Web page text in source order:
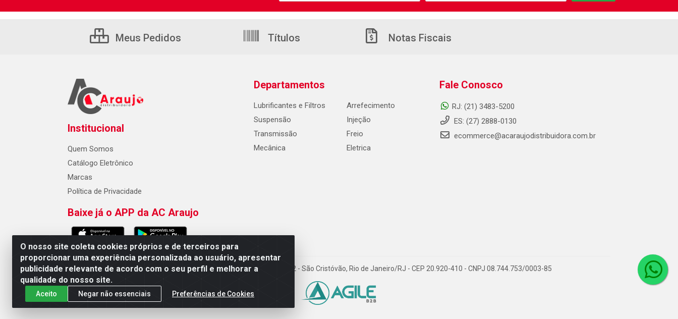
O nosso site coleta cookies próprios e de terceiros para
proporcionar uma experiência personalizada ao usuário, apresentar
publicidade relevante de acordo com o seu perfil e melhorar a
qualidade do nosso site.
Aceito Negar não essenciais Preferências de Cookies
Meus Pedidos Títulos Notas Fiscais
Institucional
Quem Somos
Catálogo Eletrônico
Marcas
Política de Privacidade
Baixe já o APP da AC Araujo
Departamentos
Lubrificantes e Filtros
Suspensão
Transmissão
Mecânica
Arrefecimento
Injeção
Freio
Eletrica
Fale Conosco
RJ: (21) 3483-5200
ES: (27) 2888-0130
ecommerce@acaraujodistribuidora.com.br
AC Araujo Distribuidora - Rua Carneiro de Campos, 42 - São Cristóvão, Rio de Janeiro/RJ - CEP 20.920-410 - CNPJ 08.744.753/0003-85